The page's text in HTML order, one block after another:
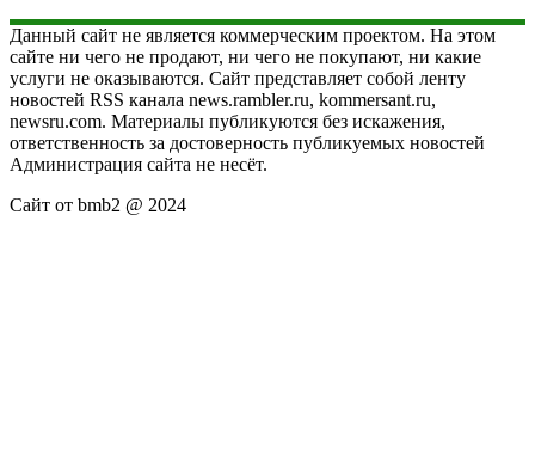
Данный сайт не является коммерческим проектом. На этом
сайте ни чего не продают, ни чего не покупают, ни какие
услуги не оказываются. Сайт представляет собой ленту
новостей RSS канала news.rambler.ru, kommersant.ru,
newsru.com. Материалы публикуются без искажения,
ответственность за достоверность публикуемых новостей
Администрация сайта не несёт.
Сайт от bmb2 @ 2024